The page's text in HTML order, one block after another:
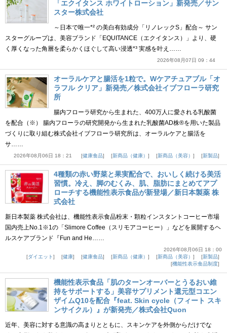
「エクイタンス ホワイトローション」新発売／サン
スター株式会社
～日本で唯一*² の美白有効成分「リノレックS」配合～ サン
スターグループは、美容ブランド「EQUITANCE（エクイタンス）」より、硬
く厚くなった角層を柔らかくほぐして高い浸透*³ 実感を叶え……
2026年08月07日 09：44
オーラルケアと腸活を1粒で。Wケアチュアブル「オ
ラフル クリア」新発売／株式会社イブフローラ研究
所
腸内フローラ研究から生まれた、400万人に愛される乳酸菌
を配合（※） 腸内フローラの研究開発から生まれた乳酸菌AD株®を用いた製品
づくりに取り組む株式会社イブフローラ研究所は、オーラルケアと腸活を
サ……
2026年08月06日 18：21 健康食品 新商品（健康） 新商品（美容） 新製品
4種類の赤い野菜と果実配合で、おいしく続ける美活
習慣。冷え、脚のむくみ、肌、脂肪にまとめてアプ
ローチする機能性表示食品が新登場／新日本製薬 株
式会社
新日本製薬 株式会社は、機能性表示食品粉末・顆粒インスタントコーヒー市場
国内売上No.1※1の「Slimore Coffee（スリモアコーヒー）」などを展開するヘ
ルスケアブランド『Fun and He……
2026年08月06日 18：00
ダイエット
健康 健康食品 新商品（健康） 新商品（美容）
新製品
機能性表示食品制度
機能性表示食品「肌のターンオーバーとうるおい維
持をサポートする」美容サプリメント還元型コエン
ザイムQ10を配合『feat. Skin cycle（フィート スキ
ンサイクル）』が新発売／株式会社Quon
近年、美容に対する意識の高まりとともに、スキンケアを外側からだけでな